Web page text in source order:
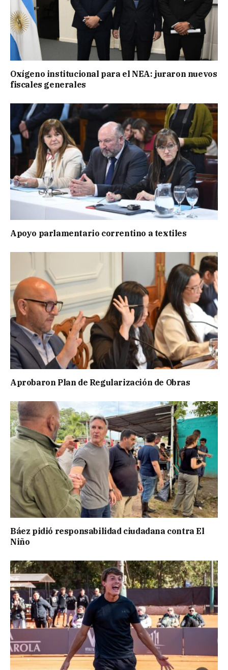
Oxígeno institucional para el NEA: juraron nuevos
fiscales generales
Apoyo parlamentario correntino a textiles
Aprobaron Plan de Regularización de Obras
Báez pidió responsabilidad ciudadana contra El
Niño